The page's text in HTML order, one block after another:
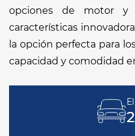
opciones de motor y
características
la opción perfecta para
capacidad y comodidad